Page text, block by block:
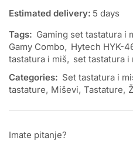
Estimated delivery: 5 days
Tags: Gaming set tastatura i
Gamy Combo, Hytech HYK-
tastatura i miš, set tastatura i
Categories: Set tastatura i
tastature, Miševi, Tastature,
Imate pitanje?